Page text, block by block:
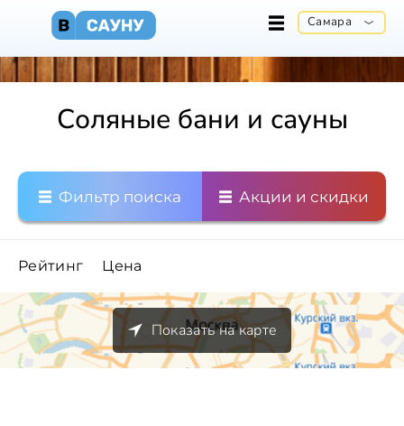
Самара
Соляные бани и сауны
Фильтр поиска Акции и скидки
Рейтинг Цена
Показать на карте